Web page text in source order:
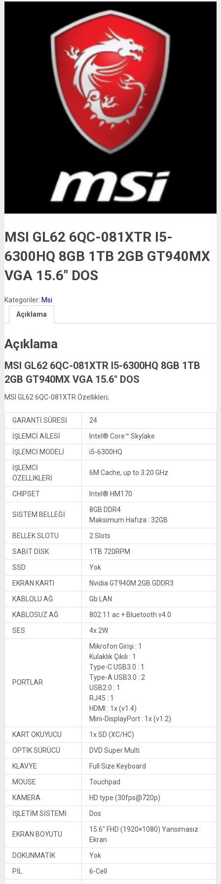
MSI GL62 6QC-081XTR I5-
6300HQ 8GB 1TB 2GB GT940MX
VGA 15.6″ DOS
Kategoriler: Msi
Açıklama
Açıklama
MSI GL62 6QC-081XTR I5-6300HQ 8GB 1TB
2GB GT940MX VGA 15.6″ DOS
MSI GL62 6QC-081XTR Özellikleri;
GARANTİ SÜRESİ
24
İŞLEMCİ AİLESİ
Intel® Core™ Skylake
İŞLEMCİ MODELİ
i5-6300HQ
İŞLEMCİ
ÖZELLİKLERİ
6M Cache, up to 3.20 GHz
CHIPSET Intel® HM170
SİSTEM BELLEĞİ
8GB DDR4
Maksimum Hafıza : 32GB
BELLEK SLOTU
2 Slots
SABİT DİSK
1TB 720RPM
SSD
Yok
EKRAN KARTI
Nvidia GT940M 2GB GDDR3
KABLOLU AĞ
Gb LAN
KABLOSUZ AĞ
802.11 ac + Bluetooth v4.0
SES
4x 2W
PORTLAR
Mikrofon Girişi : 1
Kulaklık Çıkılı : 1
Type-C USB3.0 : 1
Type-A USB3.0 : 2
USB2.0 : 1
RJ45 : 1
HDMI : 1x (v1.4)
Mini-DisplayPort : 1x (v1.2)
KART OKUYUCU
1x SD (XC/HC)
OPTİK SÜRÜCÜ
DVD Super Multi
KLAVYE
Full Size Keyboard
MOUSE
Touchpad
KAMERA
HD type (30fps@720p)
İŞLETİM SİSTEMİ
Dos
EKRAN BOYUTU
15.6″ FHD (1920×1080) Yansımasız
Ekran
DOKUNMATİK
Yok
PİL
6-Cell